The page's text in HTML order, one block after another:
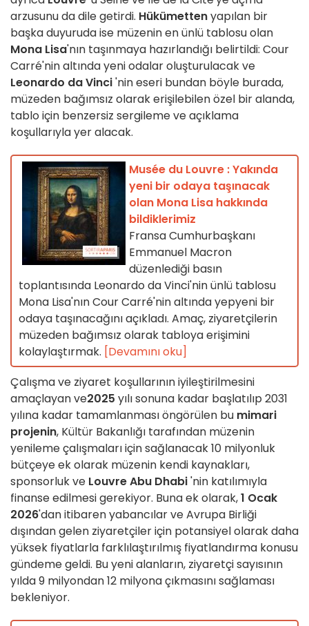
arzusunu da dile getirdi. Hükümettenyapılan bir
başka duyuruda ise müzenin en ünlü tablosu olan
Mona Lisa'nın taşınmaya hazırlandığı belirtildi: Cour
Carré'nin altında yeni odalar oluşturulacak ve
Leonardo da Vinci'nin eseri bundan böyle burada,
müzeden bağımsız olarak erişilebilen özel bir alanda,
tablo için benzersiz sergileme ve açıklama
koşullarıyla yer alacak.
Musée du Louvre : Yakında
yeni bir odaya taşınacak
olan Mona Lisa hakkında
bildiklerimiz
Fransa Cumhurbaşkanı
Emmanuel Macron
düzenlediği basın
toplantısında Leonardo da Vinci'nin ünlü tablosu
Mona Lisa'nın Cour Carré'nin altında yepyeni bir
odaya taşınacağını açıkladı. Amaç, ziyaretçilerin
müzeden bağımsız olarak tabloya erişimini
kolaylaştırmak. [Devamını oku]
Çalışma ve ziyaret koşullarının iyileştirilmesini
amaçlayan ve2025 yılı sonuna kadar başlatılıp 2031
yılına kadar tamamlanması öngörülen bu mimari
projenin, Kültür Bakanlığı tarafından müzenin
yenileme çalışmaları için sağlanacak 10 milyonluk
bütçeye ek olarak müzenin kendi kaynakları,
sponsorluk ve Louvre Abu Dhabi'nin katılımıyla
finanse edilmesi gerekiyor. Buna ek olarak,1 Ocak
2026'dan itibaren yabancılar ve Avrupa Birliği
dışından gelen ziyaretçiler için potansiyel olarak daha
yüksek fiyatlarla farklılaştırılmış fiyatlandırma konusu
gündeme geldi. Bu yeni alanların, ziyaretçi sayısının
yılda 9 milyondan 12 milyona çıkmasını sağlaması
bekleniyor.